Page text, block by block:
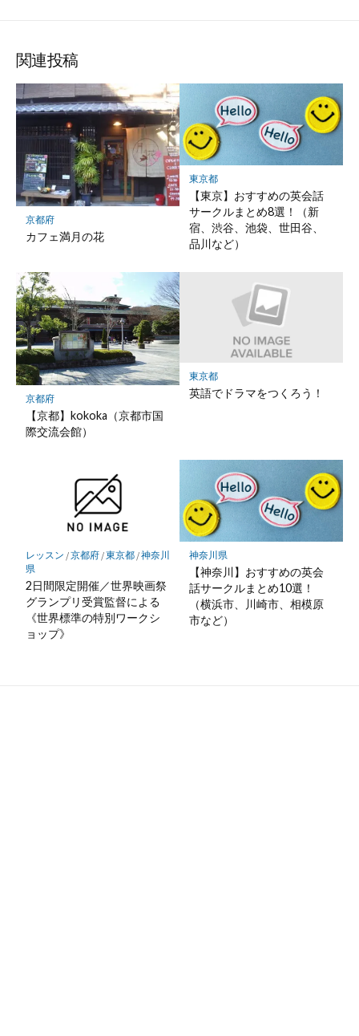
関連投稿
京都府
カフェ満月の花
東京都
【東京】おすすめの英会話
サークルまとめ8選！（新
宿、渋谷、池袋、世田谷、
品川など）
京都府
【京都】kokoka（京都市国
際交流会館）
東京都
英語でドラマをつくろう！
レッスン /京都府/東京都/神奈川
県
2日間限定開催／世界映画祭
グランプリ受賞監督による
《世界標準の特別ワークシ
ョップ》
神奈川県
【神奈川】おすすめの英会
話サークルまとめ10選！
（横浜市、川崎市、相模原
市など）